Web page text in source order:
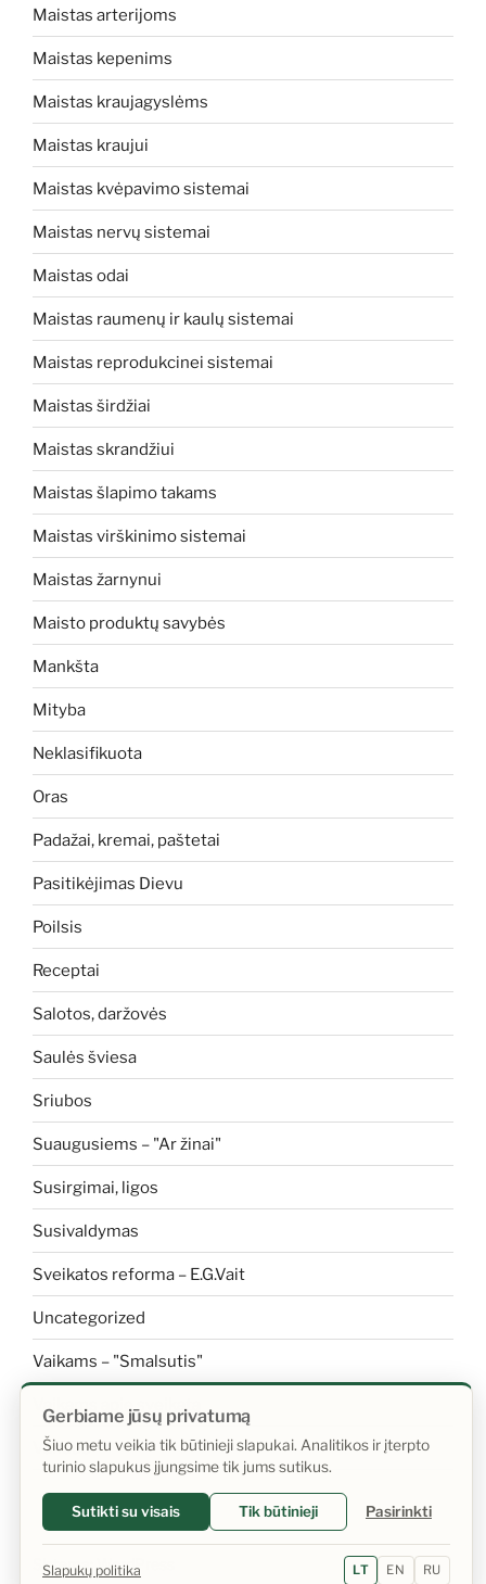
Maistas arterijoms
Maistas kepenims
Maistas kraujagyslėms
Maistas kraujui
Maistas kvėpavimo sistemai
Maistas nervų sistemai
Maistas odai
Maistas raumenų ir kaulų sistemai
Maistas reprodukcinei sistemai
Maistas širdžiai
Maistas skrandžiui
Maistas šlapimo takams
Maistas virškinimo sistemai
Maistas žarnynui
Maisto produktų savybės
Mankšta
Mityba
Neklasifikuota
Oras
Padažai, kremai, paštetai
Pasitikėjimas Dievu
Poilsis
Receptai
Salotos, daržovės
Saulės šviesa
Sriubos
Suaugusiems – "Ar žinai"
Susirgimai, ligos
Susivaldymas
Sveikatos reforma – E.G.Vait
Uncategorized
Vaikams – "Smalsutis"
Vaikams apie sveikatą
Vanduo
Sistema: WordPress
Gerbiame jūsų privatumą
Šiuo metu veikia tik būtinieji slapukai. Analitikos ir įterpto
turinio slapukus įjungsime tik jums sutikus.
Sutikti su visais Tik būtinieji Pasirinkti
Slapukų politika LT EN RU